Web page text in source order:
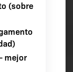
(sobre
mejor